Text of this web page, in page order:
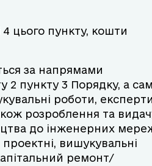
цього пункту, кошти
за напрямами
2 пункту 3 Порядку, а
роботи,
розроблення та
до інженерних
вишукувальні
ремонт/